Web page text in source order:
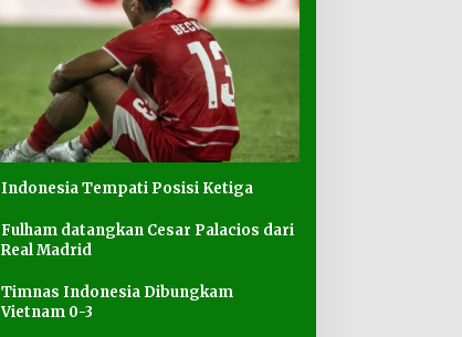
Indonesia Tempati Posisi Ketiga
Fulham datangkan Cesar Palacios dari
Real Madrid
Timnas Indonesia Dibungkam
Vietnam 0-3